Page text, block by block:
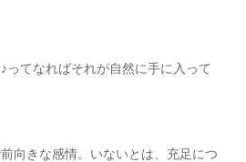
ってなればそれが自然に手に入って
向きな感情。いないとは、充足につ